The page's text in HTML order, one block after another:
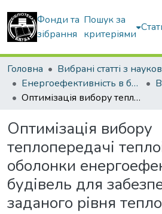
Фонди та
зібрання
Пошук за
критеріями
Головна
Енергоефективність в будівництві та архітектурі
Оптимізація вибору теплопередачі теплоізоляційної оболонки енергоефективних будівель для забезпечення заданого рівня тепловтрат
Оптимізація вибору
теплопередачі
оболонки
будівель для
заданого рівня